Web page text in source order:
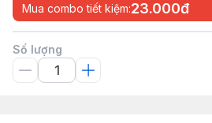
Mua combo tiết kiệm:23.000đ
Số lượng